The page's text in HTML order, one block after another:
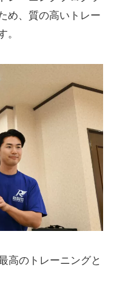
め、質の高いトレー
。
高のトレーニングと